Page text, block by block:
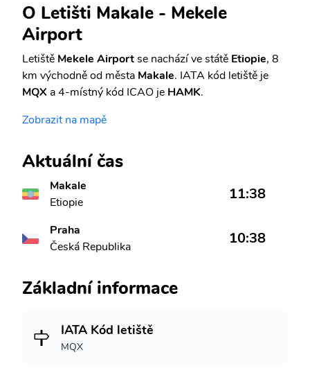
O Letišti Makale - Mekele
Airport
Letiště Mekele Airportse nachází ve státě Etiopie, 8
km východně od města Makale. IATA kód letiště je
MQX a 4-místný kód ICAO je HAMK.
Zobrazit na mapě
Aktuální čas
Makale
Etiopie
11:38
Praha
Česká Republika
10:38
Základní informace
IATA Kód letiště
MQX